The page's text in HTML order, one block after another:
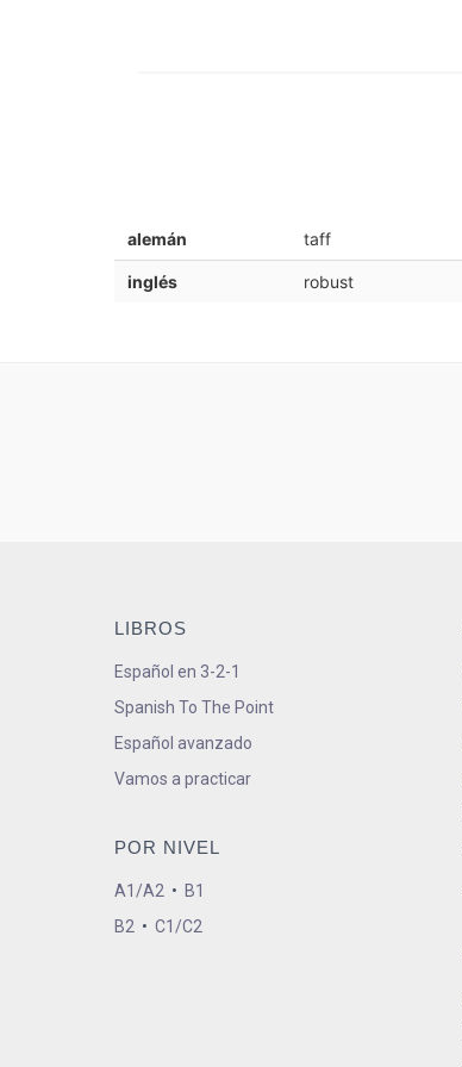
alemán taff
inglés robust
LIBROS
Español en 3-2-1
Spanish To The Point
Español avanzado
Vamos a practicar
POR NIVEL
A1/A2 • B1
B2 • C1/C2